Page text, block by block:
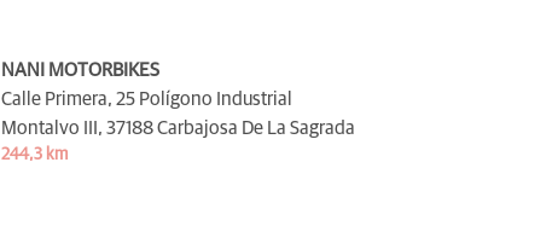
NANI MOTORBIKES
Calle Primera, 25 Polígono Industrial
Montalvo III, 37188 Carbajosa De La Sagrada
244,3 km